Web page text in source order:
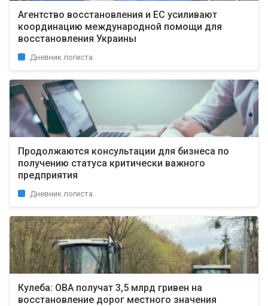
Агентство восстановления и ЕС усиливают
координацию международной помощи для
восстановления Украины
Дневник логиста
Продолжаются консультации для бизнеса по
получению статуса критически важного
предприятия
Дневник логиста
Кулеба: ОВА получат 3,5 млрд гривен на
восстановление дорог местного значения